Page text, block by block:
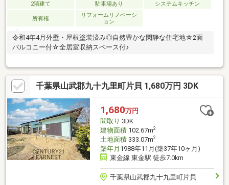
2階建て 駐車場あり システムキッチン
所有権
リフォームリノベーシ
ョン
令和4年4月外壁・屋根塗装済み◎自然豊かな閑静な住宅地☆2面
バルコニー付☆全居室収納スペース付♪
千葉県山武郡九十九里町片貝 1,680万円 3DK
1,680万円
間取り 3DK
建物面積102.67m2
土地面積333.07m2
築年月 1988年11月(築37年10ヶ月)
東金線 東金駅 徒歩7.0km
千葉県山武郡九十九里町片貝